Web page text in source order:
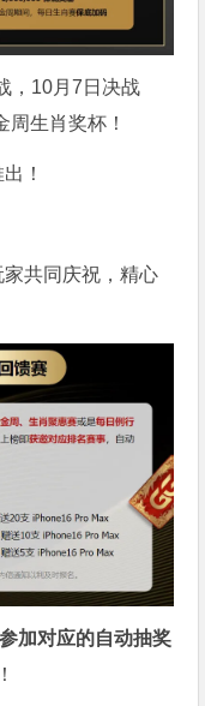
，10月7日决战
生肖奖杯！
！
共同庆祝，精心
加对应的自动抽奖